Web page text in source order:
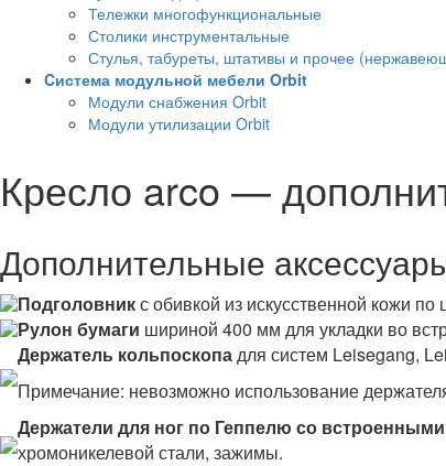
Тележки многофункциональные
Столики инструментальные
Стулья, табуреты, штативы и прочее
Cистема модульной мебели Orbit
Модули снабжения Orbit
Модули утилизации Orbit
Кресло arco —
Дополнительные
Подголовникс обивкой из искусственной кожи
Рулон бумаги шириной 400 мм для укладки во
Держатель кольпоскопадля систем Leisegang,
Примечание: невозможно использование
Держатели для ног по Геппелю со
хромоникелевой стали, зажимы.